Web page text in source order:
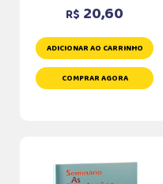
R$ 20,60
ADICIONAR AO CARRINHO
COMPRAR AGORA